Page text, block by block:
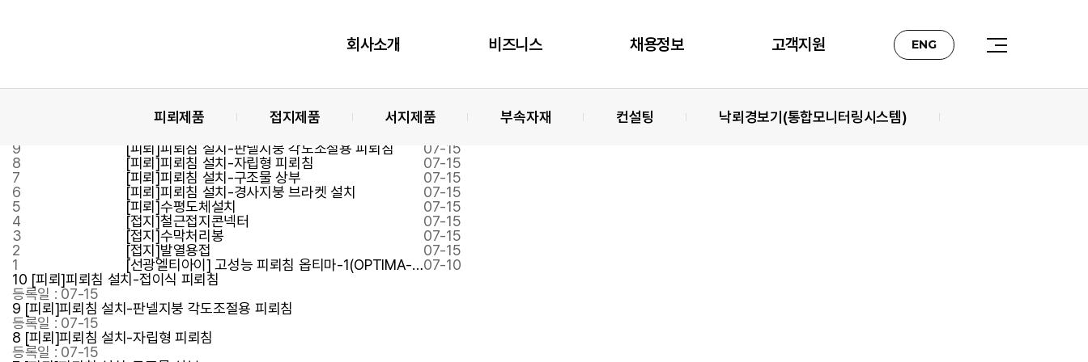
회사소개 비즈니스 채용정보 고객지원 ENG
피뢰제품 접지제품 서지제품 부속자재 컨설팅 낙뢰경보기(통합모니터링시스템)
총10건
제목
등록일
9
[피뢰]피뢰침 설치-판넬지붕 각도조절용 피뢰침
07-15
8
[피뢰]피뢰침 설치-자립형 피뢰침
07-15
7
[피뢰]피뢰침 설치-구조물 상부
07-15
6
[피뢰]피뢰침 설치-경사지붕 브라켓 설치
07-15
5
[피뢰]수평도체설치
07-15
4
[접지]철근접지콘넥터
07-15
3
[접지]수막처리봉
07-15
2
[접지]발열용접
07-15
1
[선광엘티아이] 고성능 피뢰침 옵티마-1(OPTIMA-…07-10
10 [피뢰]피뢰침 설치-접이식 피뢰침
등록일 : 07-15
9 [피뢰]피뢰침 설치-판넬지붕 각도조절용 피뢰침
등록일 : 07-15
8 [피뢰]피뢰침 설치-자립형 피뢰침
등록일 : 07-15